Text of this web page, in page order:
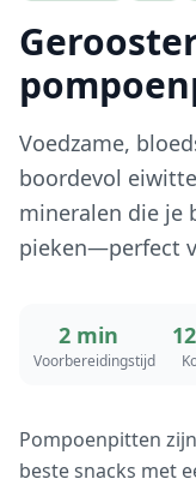
Voedzame,
boordevol
mineralen die je
pieken—perfect
2 min
Voorbereidingstijd
Pompoenpitten
beste snacks met